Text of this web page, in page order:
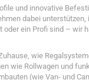
und innovative
dabei
oder ein Profi sind – wir
wie
wie Rollwagen und
(wie Van- und